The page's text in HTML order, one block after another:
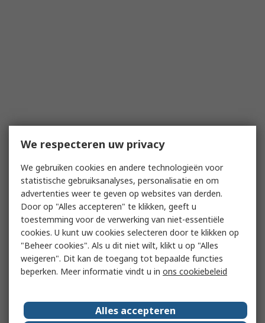
We respecteren uw privacy
We gebruiken cookies en andere technologieën voor
statistische gebruiksanalyses, personalisatie en om
advertenties weer te geven op websites van derden.
Door op "Alles accepteren" te klikken, geeft u
toestemming voor de verwerking van niet-essentiële
cookies. U kunt uw cookies selecteren door te klikken op
"Beheer cookies". Als u dit niet wilt, klikt u op "Alles
weigeren". Dit kan de toegang tot bepaalde functies
beperken. Meer informatie vindt u in ons cookiebeleid
Alles accepteren